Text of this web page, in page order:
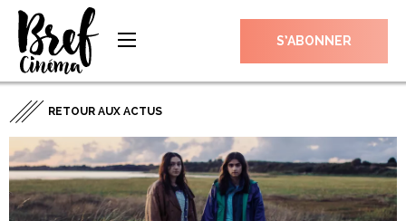
S’ABONNER
RETOUR AUX ACTUS